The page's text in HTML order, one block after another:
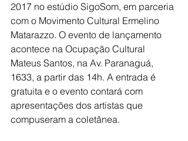
2017 no estúdio SigoSom, em parceria
com o Movimento Cultural Ermelino
Matarazzo. O evento de lançamento
acontece na Ocupação Cultural
Mateus Santos, na Av. Paranaguá,
1633, a partir das 14h. A entrada é
gratuita e o evento contará com
apresentações dos artistas que
compuseram a coletânea.